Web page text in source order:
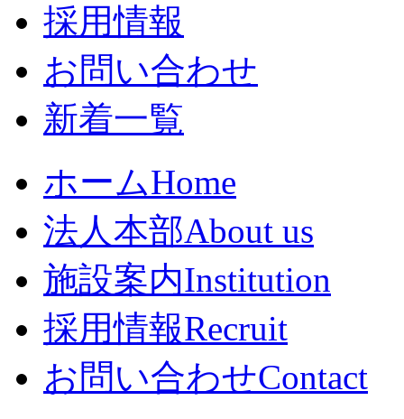
採用情報
お問い合わせ
新着一覧
ホームHome
法人本部About us
施設案内Institution
採用情報Recruit
お問い合わせContact